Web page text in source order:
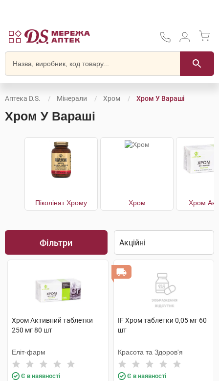
Аптека D.S. Мінерали Хром Хром У Вараші
Хром У Вараші
Піколінат Хрому Хром Хром
Фільтри
Хром Активний таблетки
250 мг 80 шт
Еліт-фарм
Є в наявності
IF Хром таблетки 0,05 мг 60
шт
Красота та Здоров'я
Є в наявності